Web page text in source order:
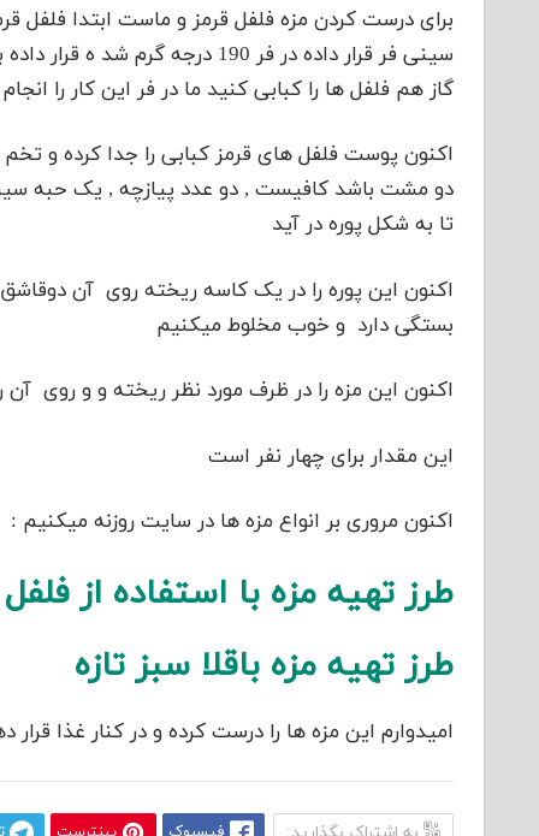
برای درست کردن مزه فلفل قرمز و ماست ابتدا
سینی فر قرار داده در فر 190
گاز هم فلفل ها را کبابی کنید ما در فر این کار را
اکنون پوست فلفل های قرمز کبابی را جدا کرده و
دو مشت باشد کافیست , دو عدد پیازچه , یک حبه
تا به شکل پوره در آید
اکنون این پوره را در یک کاسه ریخته روی آن
بستگی دارد و خوب مخلوط میکنیم
اکنون این مزه را در ظرف مورد نظر ریخته و و روی آن
این مقدار برای چهار نفر است
اکنون مروری بر انواع مزه ها در سایت روزنه میکنیم :
طرز تهیه مزه با استفاده از
طرز تهیه مزه باقلا سبز تازه
امیدوارم این مزه ها را درست کرده و در کنار غذا